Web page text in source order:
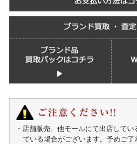
・店舗販売、他モールにて出店して
ている場合がございます。予めご了